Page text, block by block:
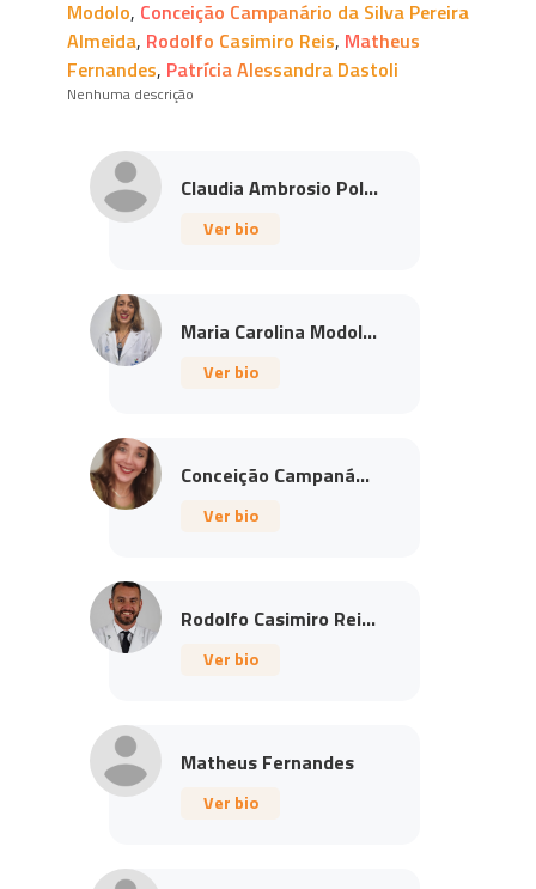
Modolo, Conceição Campanário da Silva Pereira
Almeida, Rodolfo Casimiro Reis, Matheus
Fernandes, Patrícia Alessandra Dastoli
Nenhuma descrição
Claudia Ambrosio Pol...
Ver bio
Maria Carolina Modol...
Ver bio
Conceição Campaná...
Ver bio
Rodolfo Casimiro Rei...
Ver bio
Matheus Fernandes
Ver bio